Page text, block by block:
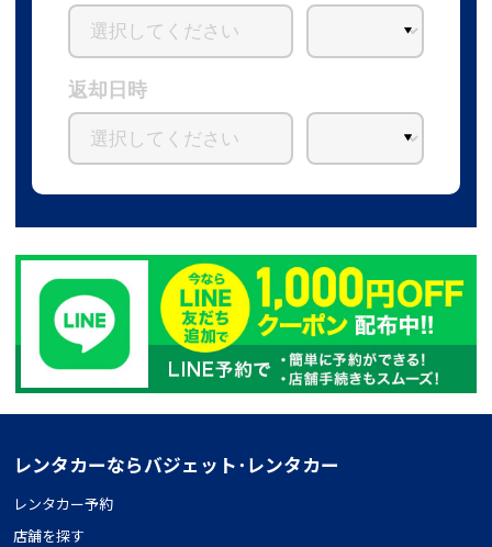
返却日時
レンタカーならバジェット･レンタカー
レンタカー予約
店舗を探す